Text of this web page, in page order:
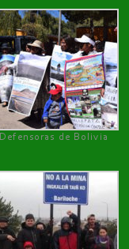
Defensoras de Bolivia